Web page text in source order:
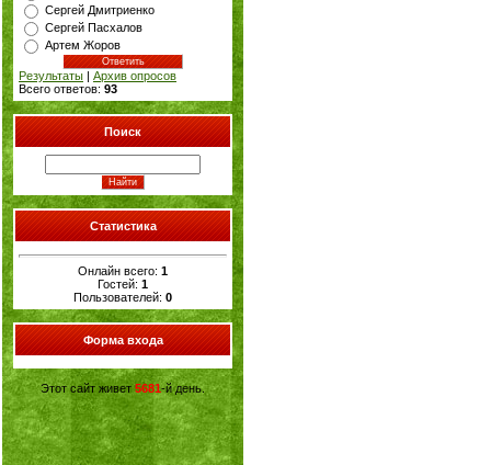
Сергей Дмитриенко
Сергей Пасхалов
Артем Жоров
Результаты | Архив опросов
Всего ответов: 93
Поиск
Статистика
Онлайн всего: 1
Гостей: 1
Пользователей: 0
Форма входа
Этот сайт живет5681-й день.